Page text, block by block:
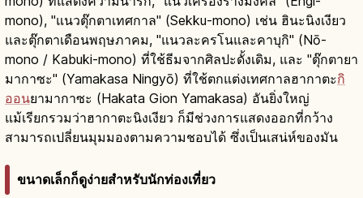
mono), "แนวตุ๊กตาเทศกาล" (Sekku-mono) เช่น ฮินะนิงเงียว
และตุ๊กตาเดือนพฤษภาคม, "แนวละครโนและคาบุกิ" (Nō-
mono / Kabuki-mono) ที่ใช้ธีมจากศิลปะดั้งเดิม, และ "ตุ๊กตายา
มากาซะ" (Yamakasa Ningyō) ที่ใช้ตกแต่งเทศกาลฮากาตะกิ
ออนยามากาซะ (Hakata Gion Yamakasa) อันยิ่งใหญ่
แม้เรียกรวมว่าฮากาตะนิงเงียว ก็มีช่วงการแสดงออกที่กว้าง
สามารถเปลี่ยนมุมมองตามความชอบได้ ซึ่งเป็นเสน่ห์ของมัน
ขนาดเล็กก็ดูง่ายสำหรับนักท่องเที่ยว